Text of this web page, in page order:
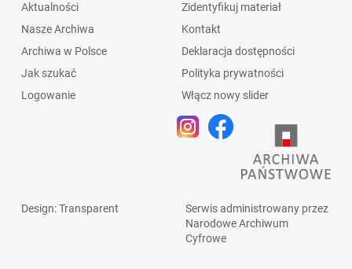
Aktualności
Nasze Archiwa
Archiwa w Polsce
Jak szukać
Logowanie
Zidentyfikuj materiał
Kontakt
Deklaracja dostępności
Polityka prywatności
Włącz nowy slider
Design: Transparent
Serwis administrowany przez
Narodowe Archiwum
Cyfrowe